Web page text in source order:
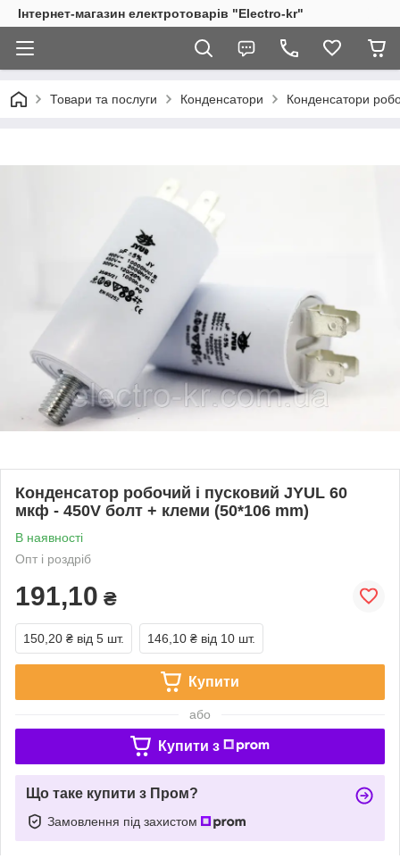
Інтернет-магазин електротоварів "Electro-kr"
Товари та послуги Конденсатори Конденсатори
Конденсатор робочий і пусковий JYUL 60
мкф - 450V болт + клеми (50*106 mm)
В наявності
Опт і роздріб
191,10 ₴
150,20 ₴ від 5 шт. 146,10 ₴ від 10 шт.
Купити
або
Купити з
Що таке купити з Пром?
Замовлення під захистом